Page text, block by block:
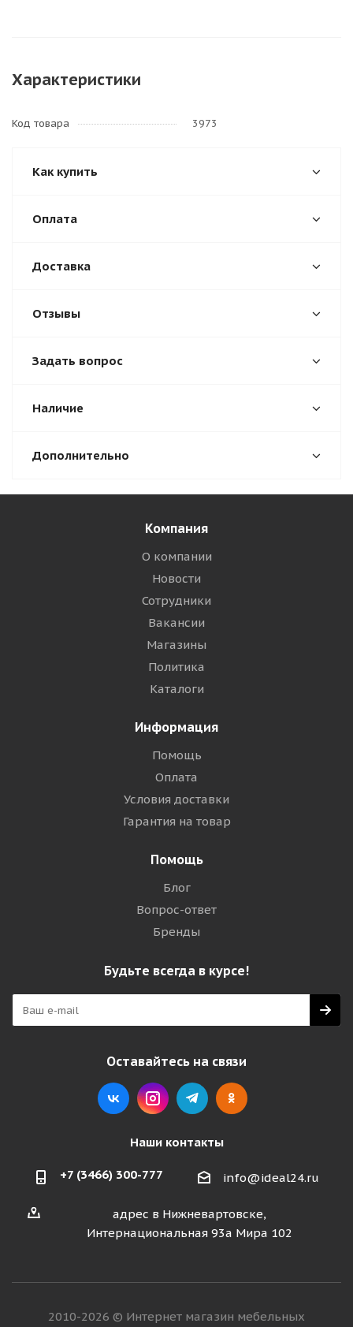
Характеристики
Код товара 3973
Как купить
Оплата
Доставка
Отзывы
Задать вопрос
Наличие
Дополнительно
Компания
О компании
Новости
Сотрудники
Вакансии
Магазины
Политика
Каталоги
Информация
Помощь
Оплата
Условия доставки
Гарантия на товар
Помощь
Блог
Вопрос-ответ
Бренды
Будьте всегда в курсе!
Оставайтесь на связи
Наши контакты
+7 (3466) 300-777 info@ideal24.ru
адрес в Нижневартовске,
Интернациональная 93а Мира 102
2010-2026 © Интернет магазин мебельных